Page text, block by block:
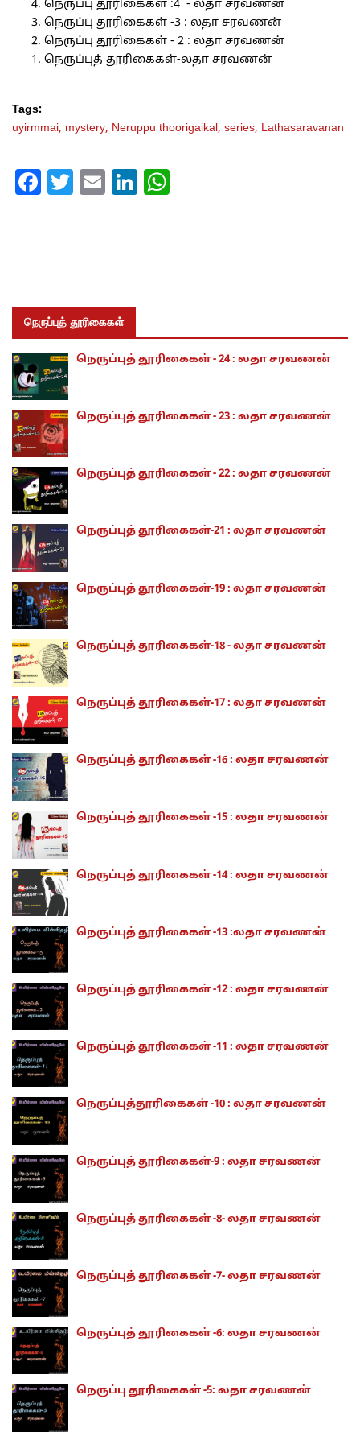
நெருப்பு தூரிகைகள் :4 - லதா சரவணன்
நெருப்பு தூரிகைகள் -3 : லதா சரவணன்
நெருப்பு தூரிகைகள் - 2 : லதா சரவணன்
நெருப்புத் தூரிகைகள்-லதா சரவணன்
Tags:
uyirmmai, mystery, Neruppu thoorigaikal, series, Lathasaravanan
Facebook
Twitter
EmailLinkedIn
நெருப்புத் தூரிகைகள்
நெருப்புத் தூரிகைகள் - 24 : லதா சரவணன்
நெருப்புத் தூரிகைகள் - 23 : லதா சரவணன்
நெருப்புத் தூரிகைகள் - 22 : லதா சரவணன்
நெருப்புத் தூரிகைகள்-21 : லதா சரவணன்
நெருப்புத் தூரிகைகள்-19 : லதா சரவணன்
நெருப்புத் தூரிகைகள்-18 - லதா சரவணன்
நெருப்புத் தூரிகைகள்-17 : லதா சரவணன்
நெருப்புத் தூரிகைகள் -16 : லதா சரவணன்
நெருப்புத் தூரிகைகள் -15 : லதா சரவணன்
நெருப்புத் தூரிகைகள் -14 : லதா சரவணன்
நெருப்புத் தூரிகைகள் -13 :லதா சரவணன்
நெருப்புத் தூரிகைகள் -12 : லதா சரவணன்
நெருப்புத் தூரிகைகள் -11 : லதா சரவணன்
நெருப்புத்தூரிகைகள் -10 : லதா சரவணன்
நெருப்புத் தூரிகைகள்-9 : லதா சரவணன்
நெருப்புத் தூரிகைகள் -8- லதா சரவணன்
நெருப்புத் தூரிகைகள் -7- லதா சரவணன்
நெருப்புத் தூரிகைகள் -6: லதா சரவணன்
நெருப்பு தூரிகைகள் -5: லதா சரவணன்